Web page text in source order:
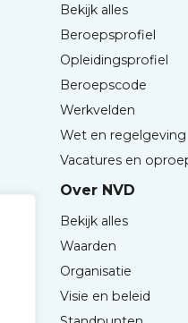
Bekijk alles
Beroepsprofiel
Opleidingsprofiel
Beroepscode
Werkvelden
Wet en regelgeving
Vacatures en
Over NVD
Bekijk alles
Waarden
Organisatie
Visie en beleid